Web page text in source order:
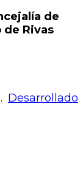
de
Rivas
Desarrollado